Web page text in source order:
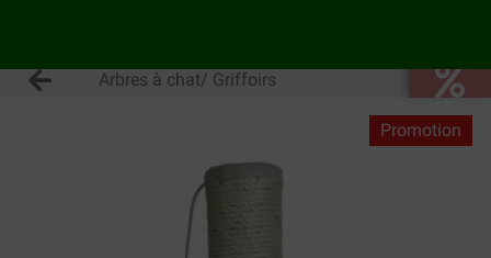
Arbres à chat/ Griffoirs
Promotion